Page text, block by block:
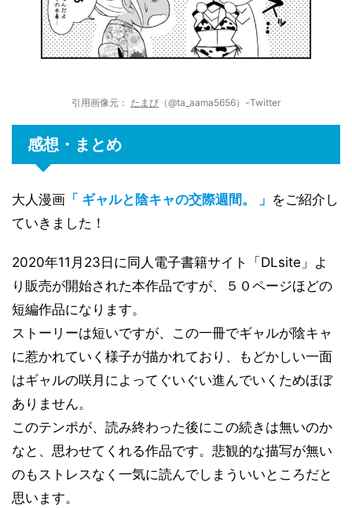
引用画像元： たまび （@ta_aama5656）-Twitter
感想・まとめ
大人漫画 「 ギャルと陰キャの交際週間。 」 をご紹介し
ていきました！
2020年11月23日に同人電子書籍サイト「DLsite」よ
り販売が開始された本作品ですが、５０ページほどの
短編作品になります。
ストーリーは短いですが、この一冊でギャルが陰キャ
に惹かれていく様子が描かれており、もどかしい一面
はギャルの咲月によってぐいぐい進んでいくためほぼ
ありません。
このテンポが、読み終わった後にこの続きは無いのか
なと、思わせてくれる作品です。悲観的な描写が無い
のもストレスなく一気に読んでしまういいところだと
思います。